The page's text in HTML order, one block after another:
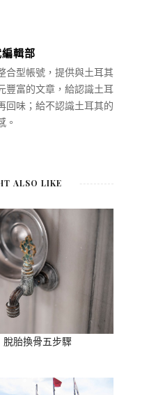
輯部
合型帳號，提供與土耳其
豐富的文章，給認識土耳
回味；給不認識土耳其的
。
ALSO LIKE
胎換骨五步驟